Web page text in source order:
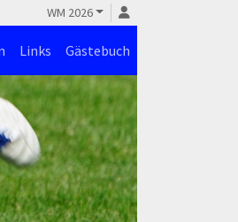
WM 2026
Links Gästebuch